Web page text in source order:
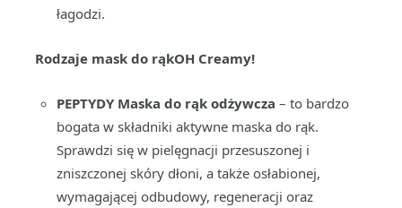
łagodzi.
Rodzaje mask do rąkOH Creamy!
PEPTYDY Maska do rąk odżywcza – to bardzo
bogata w składniki aktywne maska do rąk.
Sprawdzi się w pielęgnacji przesuszonej i
zniszczonej skóry dłoni, a także osłabionej,
wymagającej odbudowy, regeneracji oraz